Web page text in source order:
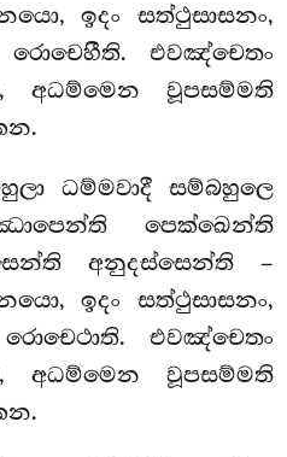
ඉදං සත්ථුසාසනං,
එවඤ්චෙතං
අධම්මෙන වූපසම්මති
ධම්මවාදී සම්බහුලෙ
පෙක්ඛෙන්ති
අනුදස්සෙන්ති –
ඉදං සත්ථුසාසනං,
එවඤ්චෙතං
අධම්මෙන වූපසම්මති